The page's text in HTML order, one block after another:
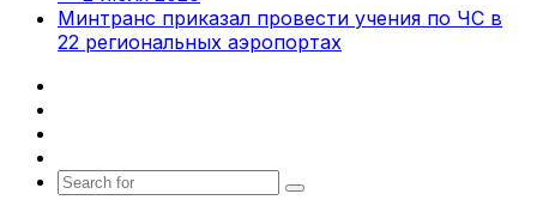
Минтранс приказал провести учения по ЧС в
22 региональных аэропортах
Search